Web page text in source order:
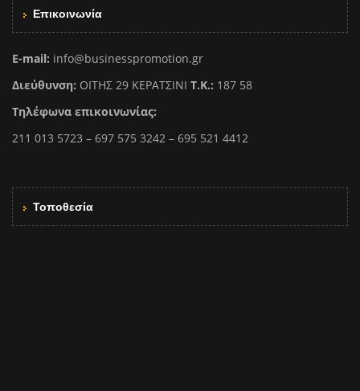
Επικοινωνία
E-mail: info@businesspromotion.gr
Διεύθυνση: ΟΙΤΗΣ 29 ΚΕΡΑΤΣΙΝΙ Τ.Κ.: 187 58
Τηλέφωνα επικοινωνίας:
211 013 5723 – 697 575 3242 – 695 521 4412
Τοποθεσία